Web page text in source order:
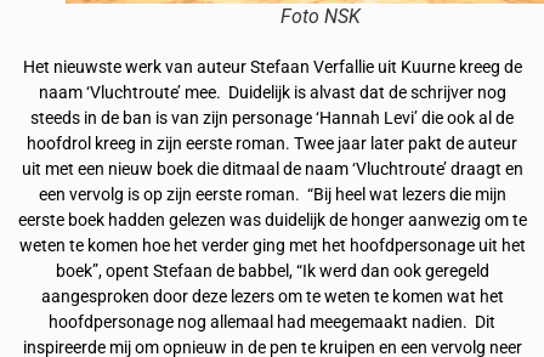
Foto NSK
Het nieuwste werk van auteur Stefaan Verfallie uit Kuurne kreeg de
naam ‘Vluchtroute’ mee. Duidelijk is alvast dat de schrijver nog
steeds in de ban is van zijn personage ‘Hannah Levi’ die ook al de
hoofdrol kreeg in zijn eerste roman. Twee jaar later pakt de auteur
uit met een nieuw boek die ditmaal de naam ‘Vluchtroute’ draagt en
een vervolg is op zijn eerste roman. “Bij heel wat lezers die mijn
eerste boek hadden gelezen was duidelijk de honger aanwezig om te
weten te komen hoe het verder ging met het hoofdpersonage uit het
boek”, opent Stefaan de babbel, “Ik werd dan ook geregeld
aangesproken door deze lezers om te weten te komen wat het
hoofdpersonage nog allemaal had meegemaakt nadien. Dit
inspireerde mij om opnieuw in de pen te kruipen en een vervolg neer